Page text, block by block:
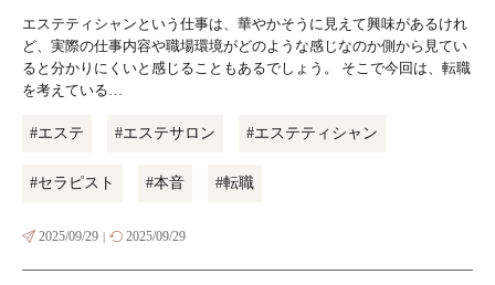
エステティシャンという仕事は、華やかそうに見えて興味があるけれ
ど、実際の仕事内容や職場環境がどのような感じなのか側から見てい
ると分かりにくいと感じることもあるでしょう。 そこで今回は、転職
を考えている…
#エステ #エステサロン #エステティシャン
#セラピスト #本音 #転職
2025/09/29 | 2025/09/29